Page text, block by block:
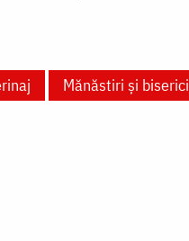
Mănăstiri și biserici